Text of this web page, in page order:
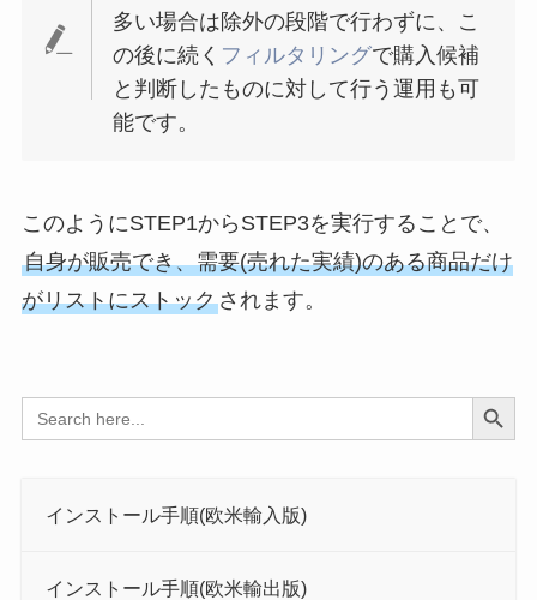
多い場合は除外の段階で行わずに、こ
の後に続く フィルタリングで購入候補
と判断したものに対して行う運用も可
能です。
このようにSTEP1からSTEP3を実行することで、
自身が販売でき、需要(売れた実績)のある商品だけ
がリストにストックされます。
Search
for:
Search Button
インストール手順(欧米輸入版)
インストール手順(欧米輸出版)